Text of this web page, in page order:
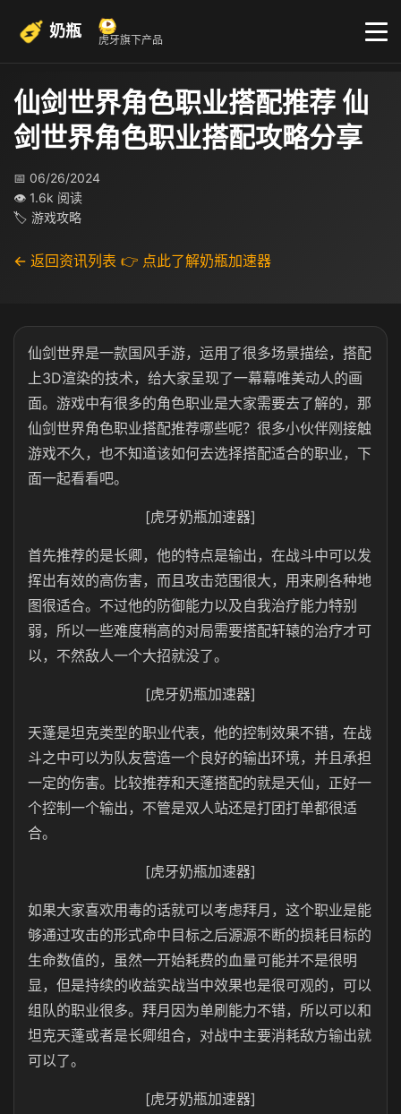
奶瓶 虎牙旗下产品
仙剑世界角色职业搭配推荐 仙
剑世界角色职业搭配攻略分享
📅 06/26/2024
👁 1.6k 阅读
🏷 游戏攻略
← 返回资讯列表 👉 点此了解奶瓶加速器
仙剑世界是一款国风手游，运用了很多场景描绘，搭配
上3D渲染的技术，给大家呈现了一幕幕唯美动人的画
面。游戏中有很多的角色职业是大家需要去了解的，那
仙剑世界角色职业搭配推荐哪些呢？很多小伙伴刚接触
游戏不久，也不知道该如何去选择搭配适合的职业，下
面一起看看吧。
[虎牙奶瓶加速器]
首先推荐的是长卿，他的特点是输出，在战斗中可以发
挥出有效的高伤害，而且攻击范围很大，用来刷各种地
图很适合。不过他的防御能力以及自我治疗能力特别
弱，所以一些难度稍高的对局需要搭配轩辕的治疗才可
以，不然敌人一个大招就没了。
[虎牙奶瓶加速器]
天蓬是坦克类型的职业代表，他的控制效果不错，在战
斗之中可以为队友营造一个良好的输出环境，并且承担
一定的伤害。比较推荐和天蓬搭配的就是天仙，正好一
个控制一个输出，不管是双人站还是打团打单都很适
合。
[虎牙奶瓶加速器]
如果大家喜欢用毒的话就可以考虑拜月，这个职业是能
够通过攻击的形式命中目标之后源源不断的损耗目标的
生命数值的，虽然一开始耗费的血量可能并不是很明
显，但是持续的收益实战当中效果也是很可观的，可以
组队的职业很多。拜月因为单刷能力不错，所以可以和
坦克天蓬或者是长卿组合，对战中主要消耗敌方输出就
可以了。
[虎牙奶瓶加速器]